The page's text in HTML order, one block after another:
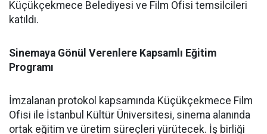
Küçükçekmece Belediyesi ve Film Ofisi temsilcileri
katıldı.
Sinemaya Gönül Verenlere Kapsamlı Eğitim
Programı
İmzalanan protokol kapsamında Küçükçekmece Film
Ofisi ile İstanbul Kültür Üniversitesi, sinema alanında
ortak eğitim ve üretim süreçleri yürütecek. İş birliği